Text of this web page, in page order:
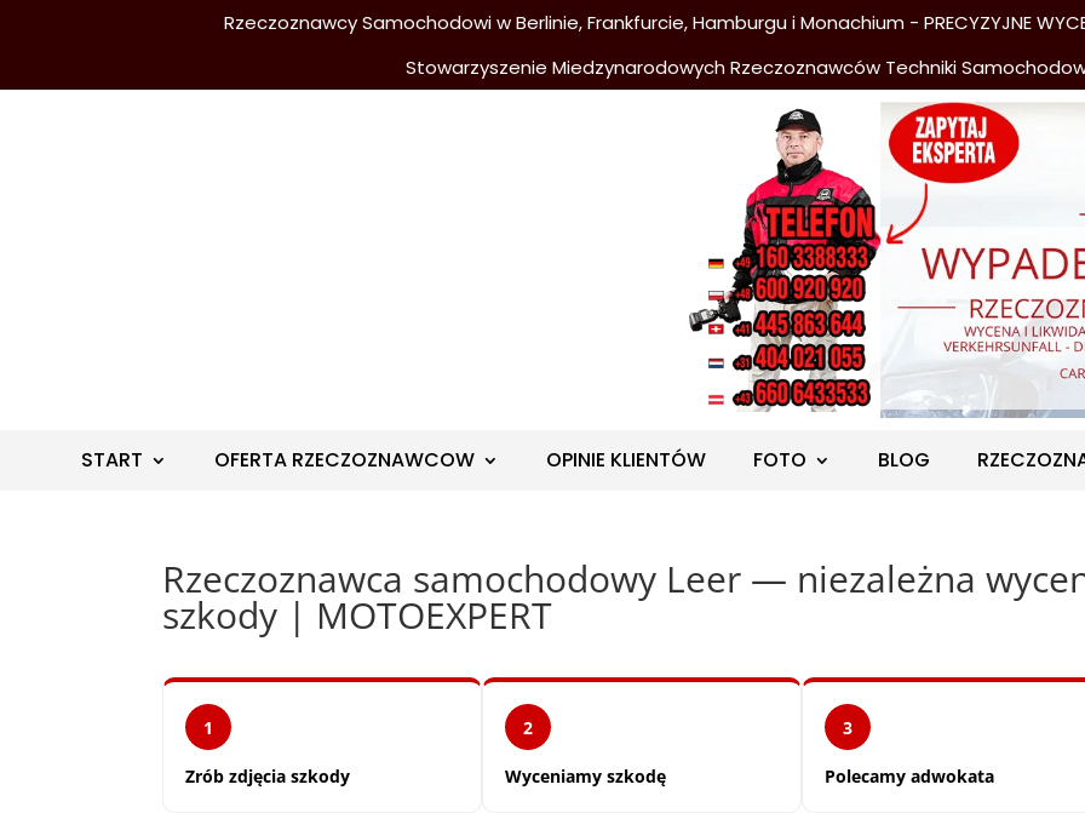
Rzeczoznawcy Samochodowi w Berlinie, Frankfurcie, Hamburgu i Monachium - PRECYZYJNE
Stowarzyszenie Miedzynarodowych Rzeczoznawców Techniki
START OFERTA RZECZOZNAWCOW OPINIE KLIENTÓW FOTO BLOG
Rzeczoznawca samochodowy Leer — niezależna
szkody | MOTOEXPERT
1
Zrób zdjęcia szkody
2
Wyceniamy szkodę
3
Polecamy adwokata